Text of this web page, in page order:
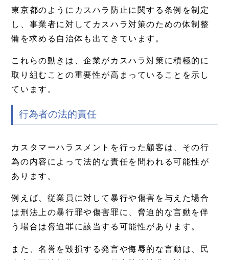
東京都のようにカスハラ防止に関する条例を制定
し、事業者に対してカスハラ対策のための体制整
備を求める自治体も出てきています。
これらの動きは、企業がカスハラ対策に積極的に
取り組むことの重要性が高まっていることを示し
ています。
行為者の法的責任
カスタマーハラスメントを行った顧客は、その行
為の内容によって法的な責任を問われる可能性が
あります。
例えば、従業員に対して暴行や傷害を与えた場合
は刑法上の暴行罪や傷害罪に、脅迫的な言動を伴
う場合は脅迫罪に該当する可能性があります。
また、名誉を毀損する発言や侮辱的な言動は、民